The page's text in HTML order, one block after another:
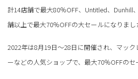
計14店舗で最大80％OFF、Untitled、Dunhill
舗以上で最大70％OFFの大セールになりまし
2022年は8月19日～28日に開催され、マッ
ーなどの人気ショップで、最大70％OFFのセ